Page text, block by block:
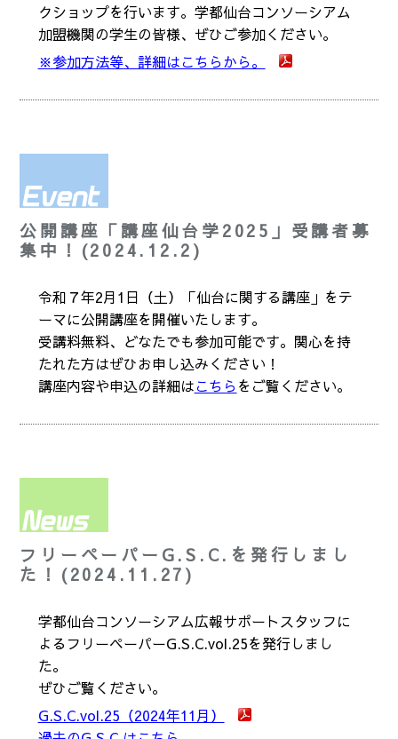
クショップを行います。学都仙台コンソーシアム
加盟機関の学生の皆様、ぜひご参加ください。
※参加方法等、詳細はこちらから。
公開講座「講座仙台学2025」受講者募
集中！(2024.12.2)
令和７年2月1日（土）「仙台に関する講座」をテ
ーマに公開講座を開催いたします。
受講料無料、どなたでも参加可能です。関心を持
たれた方はぜひお申し込みください！
講座内容や申込の詳細はこちら をご覧ください。
フリーペーパーG.S.C.を発行しまし
た！(2024.11.27)
学都仙台コンソーシアム広報サポートスタッフに
よるフリーペーパーG.S.C.vol.25を発行しまし
た。
ぜひご覧ください。
G.S.C.vol.25（2024年11月）